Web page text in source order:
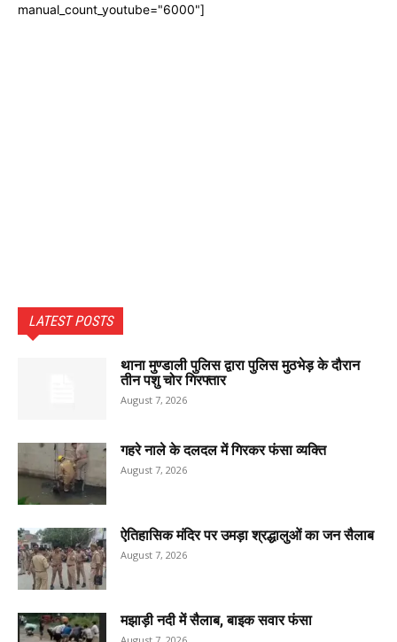
manual_count_youtube="6000"]
LATEST POSTS
थाना मुण्डाली पुलिस द्वारा पुलिस मुठभेड़ के दौरान
तीन पशु चोर गिरफ्तार
August 7, 2026
गहरे नाले के दलदल में गिरकर फंसा व्यक्ति
August 7, 2026
ऐतिहासिक मंदिर पर उमड़ा श्रद्धालुओं का जन सैलाब
August 7, 2026
मझाड़ी नदी में सैलाब, बाइक सवार फंसा